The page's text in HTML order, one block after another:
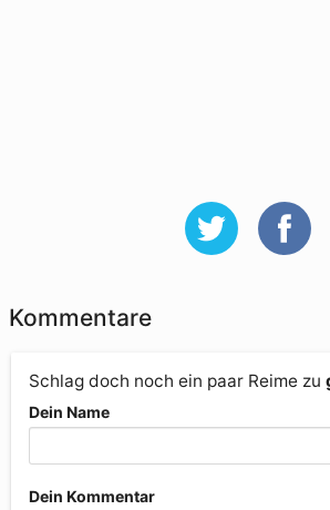
Kommentare
Schlag doch noch ein paar Reime zu
Dein Name
Dein Kommentar